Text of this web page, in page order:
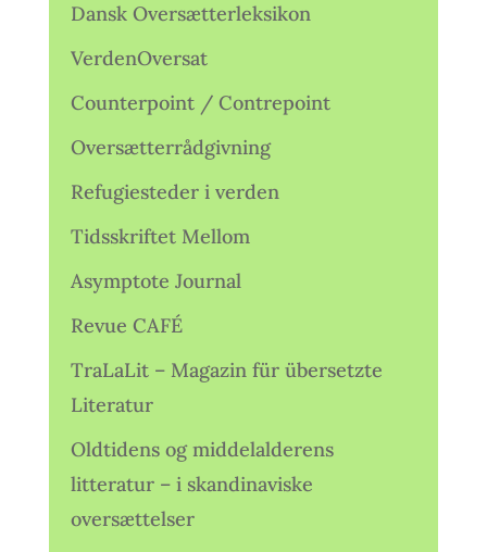
Dansk Oversætterleksikon
VerdenOversat
Counterpoint / Contrepoint
Oversætterrådgivning
Refugiesteder i verden
Tidsskriftet Mellom
Asymptote Journal
Revue CAFÉ
TraLaLit – Magazin für übersetzte
Literatur
Oldtidens og middelalderens
litteratur – i skandinaviske
oversættelser